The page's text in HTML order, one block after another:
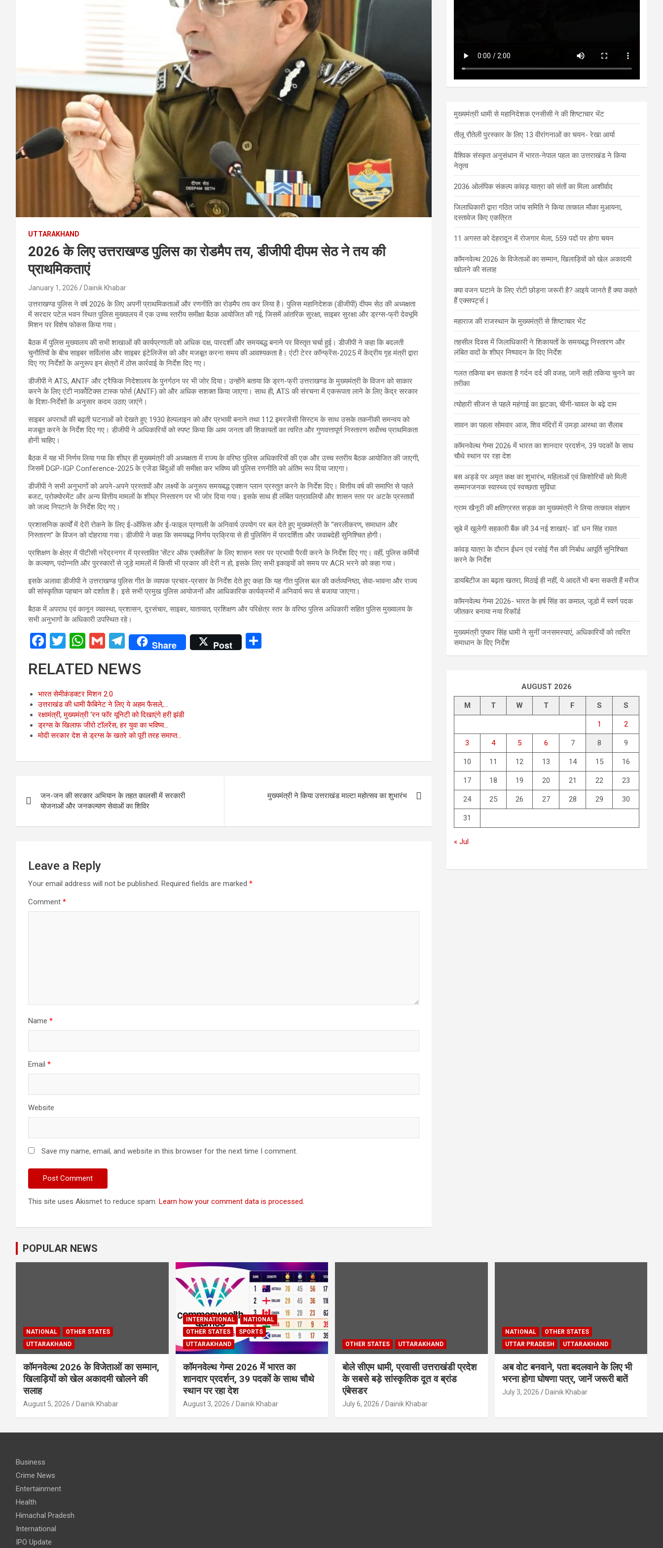
UTTARAKHAND
2026 के लिए उत्तराखण्ड पुलिस का रोडमैप तय, डीजीपी दीपम सेठ ने तय की
प्राथमिकताएं
January 1, 2026 Dainik Khabar
उत्तराखण्ड पुलिस ने वर्ष 2026 के लिए अपनी प्राथमिकताओं और रणनीति का रोडमैप तय कर लिया है। पुलिस महानिदेशक (डीजीपी) दीपम सेठ की अध्यक्षता
में सरदार पटेल भवन स्थित पुलिस मुख्यालय में एक उच्च स्तरीय समीक्षा बैठक आयोजित की गई, जिसमें आंतरिक सुरक्षा, साइबर सुरक्षा और ड्रग्स-फ्री देवभूमि
मिशन पर विशेष फोकस किया गया।
बैठक में पुलिस मुख्यालय की सभी शाखाओं की कार्यप्रणाली को अधिक दक्ष, पारदर्शी और समयबद्ध बनाने पर विस्तृत चर्चा हुई। डीजीपी ने कहा कि बदलती
चुनौतियों के बीच साइबर सर्विलांस और साइबर इंटेलिजेंस को और मजबूत करना समय की आवश्यकता है। एंटी टेरर कॉन्फ्रेंस-2025 में केंद्रीय गृह मंत्री द्वारा
दिए गए निर्देशों के अनुरूप इन क्षेत्रों में ठोस कार्रवाई के निर्देश दिए गए।
डीजीपी ने ATS, ANTF और ट्रैफिक निदेशालय के पुनर्गठन पर भी जोर दिया। उन्होंने बताया कि ड्रग-फ्री उत्तराखण्ड के मुख्यमंत्री के विजन को साकार
करने के लिए एंटी नार्कोटिक्स टास्क फोर्स (ANTF) को और अधिक सशक्त किया जाएगा। साथ ही, ATS की संरचना में एकरूपता लाने के लिए केंद्र सरकार
के दिशा-निर्देशों के अनुसार कदम उठाए जाएंगे।
साइबर अपराधों की बढ़ती घटनाओं को देखते हुए 1930 हेल्पलाइन को और प्रभावी बनाने तथा 112 इमरजेंसी सिस्टम के साथ उसके तकनीकी समन्वय को
मजबूत करने के निर्देश दिए गए। डीजीपी ने अधिकारियों को स्पष्ट किया कि आम जनता की शिकायतों का त्वरित और गुणवत्तापूर्ण निस्तारण सर्वोच्च प्राथमिकता
होनी चाहिए।
बैठक में यह भी निर्णय लिया गया कि शीघ्र ही मुख्यमंत्री की अध्यक्षता में राज्य के वरिष्ठ पुलिस अधिकारियों की एक और उच्च स्तरीय बैठक आयोजित की जाएगी,
जिसमें DGP-IGP Conference-2025 के एजेंडा बिंदुओं की समीक्षा कर भविष्य की पुलिस रणनीति को अंतिम रूप दिया जाएगा।
डीजीपी ने सभी अनुभागों को अपने-अपने प्रस्तावों और लक्ष्यों के अनुरूप समयबद्ध एक्शन प्लान प्रस्तुत करने के निर्देश दिए। वित्तीय वर्ष की समाप्ति से पहले
बजट, प्रोक्योरमेंट और अन्य वित्तीय मामलों के शीघ्र निस्तारण पर भी जोर दिया गया। इसके साथ ही लंबित पत्रावलियों और शासन स्तर पर अटके प्रस्तावों
को जल्द निपटाने के निर्देश दिए गए।
प्रशासनिक कार्यों में देरी रोकने के लिए ई-ऑफिस और ई-फाइल प्रणाली के अनिवार्य उपयोग पर बल देते हुए मुख्यमंत्री के “सरलीकरण, समाधान और
निस्तारण” के विजन को दोहराया गया। डीजीपी ने कहा कि समयबद्ध निर्णय प्रक्रिया से ही पुलिसिंग में पारदर्शिता और जवाबदेही सुनिश्चित होगी।
प्रशिक्षण के क्षेत्र में पीटीसी नरेंद्रनगर में प्रस्तावित ‘सेंटर ऑफ एक्सीलेंस’ के लिए शासन स्तर पर प्रभावी पैरवी करने के निर्देश दिए गए। वहीं, पुलिस कर्मियों
के कल्याण, पदोन्नति और पुरस्कारों से जुड़े मामलों में किसी भी प्रकार की देरी न हो, इसके लिए सभी इकाइयों को समय पर ACR भरने को कहा गया।
इसके अलावा डीजीपी ने उत्तराखण्ड पुलिस गीत के व्यापक प्रचार-प्रसार के निर्देश देते हुए कहा कि यह गीत पुलिस बल की कर्तव्यनिष्ठा, सेवा-भावना और राज्य
की सांस्कृतिक पहचान को दर्शाता है। इसे सभी प्रमुख पुलिस आयोजनों और आधिकारिक कार्यक्रमों में अनिवार्य रूप से बजाया जाएगा।
बैठक में अपराध एवं कानून व्यवस्था, प्रशासन, दूरसंचार, साइबर, यातायात, प्रशिक्षण और परिक्षेत्र स्तर के वरिष्ठ पुलिस अधिकारी सहित पुलिस मुख्यालय के
सभी अनुभागों के अधिकारी उपस्थित रहे।
F
ce
b
o
o
k
T
tt
er
W
at
s
A
p
p
G
ail
T
el
e
a
m
Share Post
RELATED NEWS
भारत सेमीकंडक्टर मिशन 2.0
उत्तराखंड की धामी कैबिनेट ने लिए ये अहम फैसले,…
रक्षामंत्री, मुख्यमंत्री ‘रन फॉर यूनिटी को दिखाएंगे हरी झंडी
ड्रग्स के खिलाफ जीरो टॉलरेंस, हर युवा का भविष्य…
मोदी सरकार देश से ड्रग्स के खतरे को पूरी तरह समाप्त…
navigation
जन-जन की सरकार अभियान के तहत कालसी में सरकारी
योजनाओं और जनकल्याण सेवाओं का शिविर
मुख्यमंत्री ने किया उत्तराखंड माल्टा महोत्सव का शुभारंभ
Leave a Reply
Your email address will not be published. Required fields are marked *
Comment *
Name *
Email *
Website
Save my name, email, and website in this browser for the next time I comment.
This site uses Akismet to reduce spam. Learn how your comment data is processed.
मुख्यमंत्री धामी से महानिदेशक एनसीसी ने की शिष्टाचार भेंट
तीलू रौतेली पुरस्कार के लिए 13 वीरांगनाओं का चयन- रेखा आर्या
वैश्विक संस्कृत अनुसंधान में भारत-नेपाल पहल का उत्तराखंड ने किया
नेतृत्व
2036 ओलंपिक संकल्प कांवड़ यात्रा को संतों का मिला आशीर्वाद
जिलाधिकारी द्वारा गठित जांच समिति ने किया तत्काल मौका मुआयना,
दस्तावेज किए एकत्रित
11 अगस्त को देहरादून में रोजगार मेला, 559 पदों पर होगा चयन
कॉमनवेल्थ 2026 के विजेताओं का सम्मान, खिलाड़ियों को खेल अकादमी
खोलने की सलाह
क्या वजन घटाने के लिए रोटी छोड़ना जरूरी है? आइये जानते हैं क्या कहते
हैं एक्सपर्ट्स |
महाराज की राजस्थान के मुख्यमंत्री से शिष्टाचार भेंट
तहसील दिवस में जिलाधिकारी ने शिकायतों के समयबद्ध निस्तारण और
लंबित वादों के शीघ्र निष्पादन के दिए निर्देश
गलत तकिया बन सकता है गर्दन दर्द की वजह, जानें सही तकिया चुनने का
तरीका
त्योहारी सीजन से पहले महंगाई का झटका, चीनी-चावल के बढ़े दाम
सावन का पहला सोमवार आज, शिव मंदिरों में उमड़ा आस्था का सैलाब
कॉमनवेल्थ गेम्स 2026 में भारत का शानदार प्रदर्शन, 39 पदकों के साथ
चौथे स्थान पर रहा देश
बस अड्डे पर अमृत कक्ष का शुभारंभ, महिलाओं एवं किशोरियों को मिली
सम्मानजनक स्वास्थ्य एवं स्वच्छता सुविधा
ग्राम खैनूरी की क्षतिग्रस्त सड़क का मुख्यमंत्री ने लिया तत्काल संज्ञान
सूबे में खुलेगी सहकारी बैंक की 34 नई शाखाएं- डाॅ. धन सिंह रावत
कांवड़ यात्रा के दौरान ईंधन एवं रसोई गैस की निर्बाध आपूर्ति सुनिश्चित
करने के निर्देश
डायबिटीज का बढ़ता खतरा, मिठाई ही नहीं, ये आदतें भी बना सकती हैं मरीज
कॉमनवेल्थ गेम्स 2026- भारत के हर्ष सिंह का कमाल, जूडो में स्वर्ण पदक
जीतकर बनाया नया रिकॉर्ड
मुख्यमंत्री पुष्कर सिंह धामी ने सुनीं जनसमस्याएं, अधिकारियों को त्वरित
समाधान के दिए निर्देश
AUGUST 2026
M T W T F S S
1 2
3 4 5 6 7 8 9
10 11 12 13 14 15 16
17 18 19 20 21 22 23
24 25 26 27 28 29 30
31
« Jul
POPULAR NEWS
NATIONAL
OTHER STATES
UTTARAKHAND
कॉमनवेल्थ 2026 के विजेताओं का सम्मान,
खिलाड़ियों को खेल अकादमी खोलने की
सलाह
August 5, 2026 Dainik Khabar
INTERNATIONAL
NATIONAL
OTHER STATES
SPORTS
UTTARAKHAND
कॉमनवेल्थ गेम्स 2026 में भारत का
शानदार प्रदर्शन, 39 पदकों के साथ चौथे
स्थान पर रहा देश
August 3, 2026 Dainik Khabar
OTHER STATES UTTARAKHAND
बोले सीएम धामी, प्रवासी उत्तराखंडी प्रदेश
के सबसे बड़े सांस्कृतिक दूत व ब्रांड
एंबेसडर
July 6, 2026 Dainik Khabar
NATIONAL
OTHER STATES
UTTAR PRADESH
UTTARAKHAND
अब वोट बनवाने, पता बदलवाने के लिए भी
भरना होगा घोषणा पत्र, जानें जरूरी बातें
July 3, 2026 Dainik Khabar
Business
Crime News
Entertainment
Health
Himachal Pradesh
International
IPO Update